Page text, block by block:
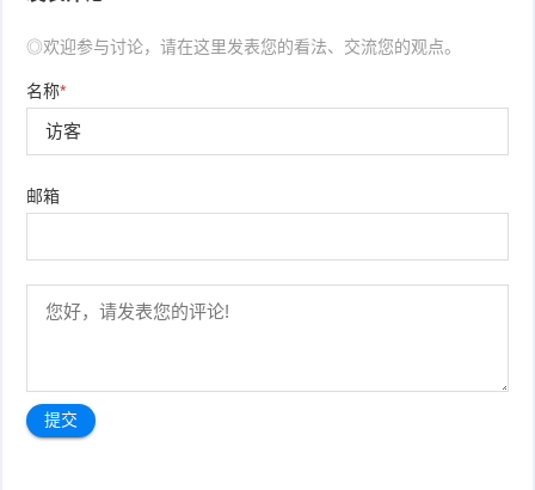
◎欢迎参与讨论，请在这里发表您的看法、交流您的观点。
名称*
邮箱